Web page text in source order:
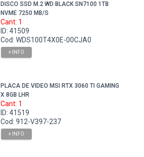
DISCO SSD M.2 WD BLACK SN7100 1TB
NVME 7250 MB/S
Cant: 1
ID: 41509
Cod: WDS100T4X0E-00CJA0
+ INFO
PLACA DE VIDEO MSI RTX 3060 TI GAMING
X 8GB LHR
Cant: 1
ID: 41519
Cod: 912-V397-237
+ INFO